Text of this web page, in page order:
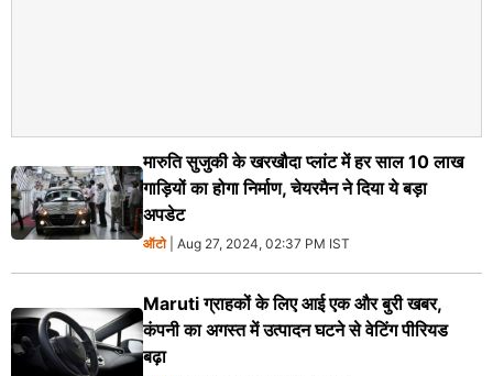
मारुति सुजुकी के खरखौदा प्लांट में हर साल 10 लाख
गाड़ियों का होगा निर्माण, चेयरमैन ने दिया ये बड़ा
अपडेट
ऑटो| Aug 27, 2024, 02:37 PM IST
Maruti ग्राहकों के लिए आई एक और बुरी खबर,
कंपनी का अगस्‍त में उत्‍पादन घटने से वेटिंग पीरियड
बढ़ा